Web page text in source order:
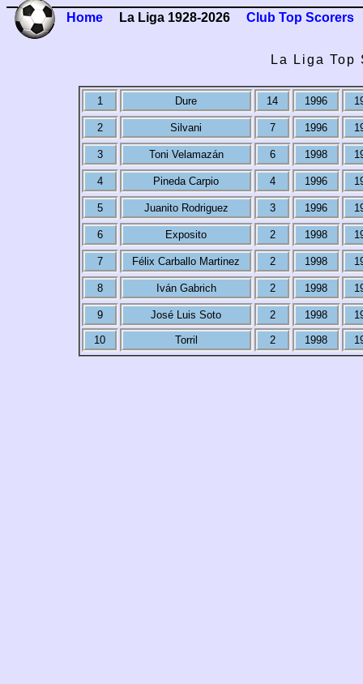
Home La Liga 1928-2026 Club Top Scorers
La Liga Top
1 Dure 14 1996
2 Silvani 7 1996
3 Toni Velamazán 6 1998
4 Pineda Carpio 4 1996
5 Juanito Rodriguez 3 1996
6 Exposito 2 1998
7 Félix Carballo Martinez 2 1998
8 Iván Gabrich 2 1998
9 José Luis Soto 2 1998
10 Torril 2 1998